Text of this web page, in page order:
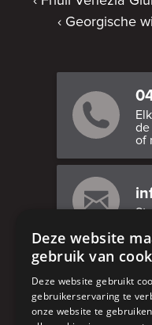
Georgische
de
of
Deze website
gebruik van
Deze website gebruikt
gebruikerservaring te
onze website te